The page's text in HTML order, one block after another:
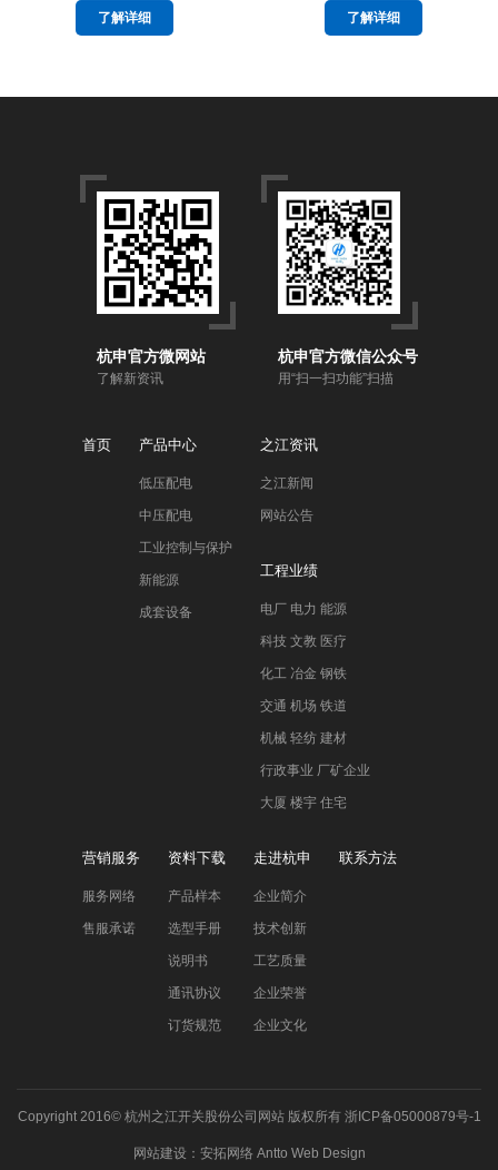
了解详细 了解详细
杭申官方微网站
了解新资讯
杭申官方微信公众号
用“扫一扫功能”扫描
首页 产品中心
低压配电
中压配电
工业控制与保护
新能源
成套设备
之江资讯
之江新闻
网站公告
工程业绩
电厂 电力 能源
科技 文教 医疗
化工 冶金 钢铁
交通 机场 铁道
机械 轻纺 建材
行政事业 厂矿企业
大厦 楼宇 住宅
营销服务
服务网络
售服承诺
资料下载
产品样本
选型手册
说明书
通讯协议
订货规范
走进杭申
企业简介
技术创新
工艺质量
企业荣誉
企业文化
联系方法
Copyright 2016© 杭州之江开关股份公司网站版权所有 浙ICP备05000879号-1
网站建设： 安拓网络 Antto Web Design